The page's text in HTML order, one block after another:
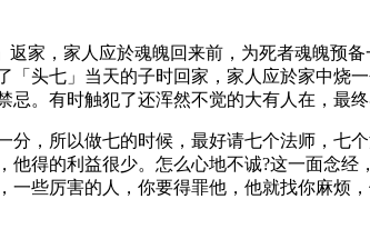
家，家人应於魂魄回来前，为死者魂魄预
头七」当天的子时回家，家人应於家中烧
。有时触犯了还浑然不觉的大有人在，最终
，所以做七的时候，最好请七个法师，七
得的利益很少。怎么心地不诚?这一面念
些厉害的人，你要得罪他，他就找你麻烦